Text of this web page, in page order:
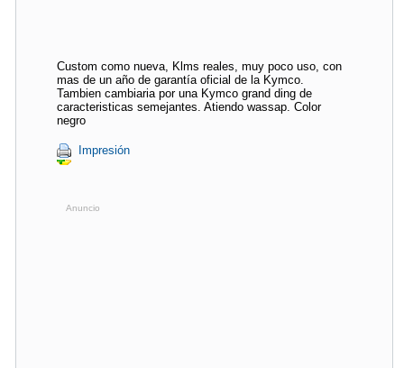
Custom como nueva, Klms reales, muy poco uso, con
mas de un año de garantía oficial de la Kymco.
Tambien cambiaria por una Kymco grand ding de
caracteristicas semejantes. Atiendo wassap. Color
negro
Impresión
Anuncio